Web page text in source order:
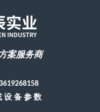
案服务商
设备参数